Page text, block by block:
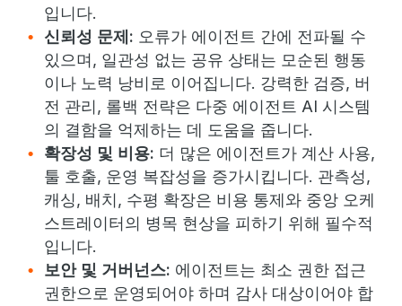
입니다.
신뢰성 문제: 오류가 에이전트 간에 전파될 수
있으며, 일관성 없는 공유 상태는 모순된 행동
이나 노력 낭비로 이어집니다. 강력한 검증, 버
전 관리, 롤백 전략은 다중 에이전트 AI 시스템
의 결함을 억제하는 데 도움을 줍니다.
확장성 및 비용: 더 많은 에이전트가 계산 사용,
툴 호출, 운영 복잡성을 증가시킵니다. 관측성,
캐싱, 배치, 수평 확장은 비용 통제와 중앙 오케
스트레이터의 병목 현상을 피하기 위해 필수적
입니다.
보안 및 거버넌스: 에이전트는 최소 권한 접근
권한으로 운영되어야 하며 감사 대상이어야 합